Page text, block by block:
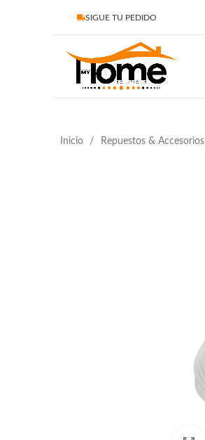
SIGUE TU PEDIDO
Inicio Repuestos & Accesorios